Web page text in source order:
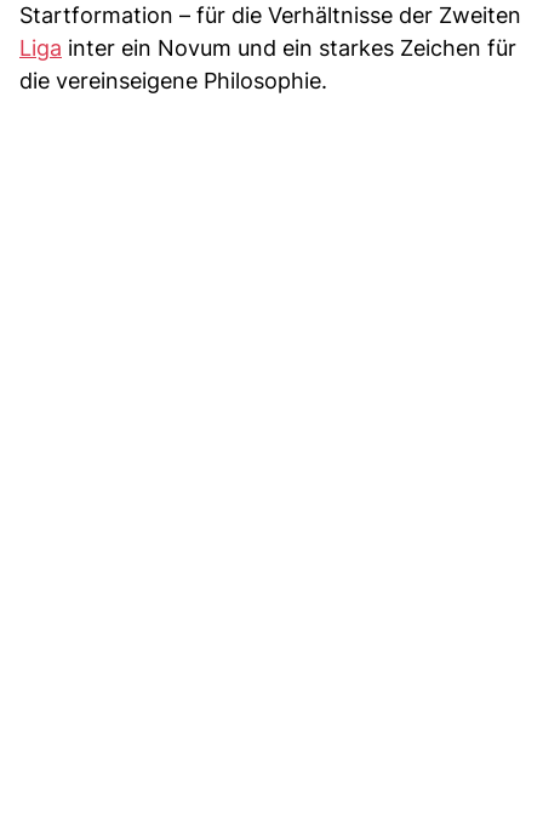
Startformation – für die Verhältnisse der Zweiten
Liga inter ein Novum und ein starkes Zeichen für
die vereinseigene Philosophie.